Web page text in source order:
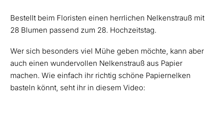
Bestellt beim Floristen einen herrlichen Nelkenstrauß mit
28 Blumen passend zum 28. Hochzeitstag.
Wer sich besonders viel Mühe geben möchte, kann aber
auch einen wundervollen Nelkenstrauß aus Papier
machen. Wie einfach ihr richtig schöne Papiernelken
basteln könnt, seht ihr in diesem Video: